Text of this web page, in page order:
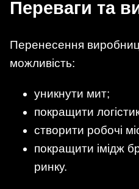
Переваги та
Перенесення
можливість:
уникнути мит;
покращити
створити робочі
покращити імідж
ринку.